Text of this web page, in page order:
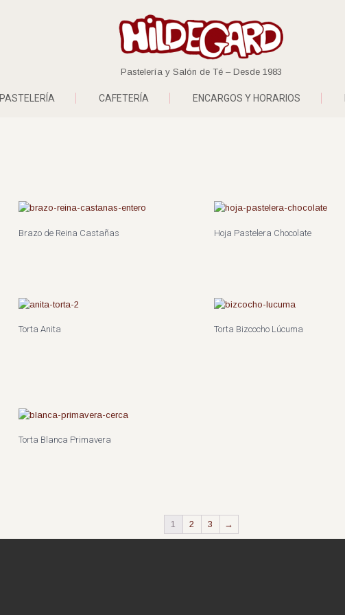
Pastelería y Salón de Té – Desde 1983
PASTELERÍA CAFETERÍA ENCARGOS Y HORARIOS
Brazo de Reina Castañas Hoja Pastelera Chocolate
Torta Anita Torta Bizcocho Lúcuma
Torta Blanca Primavera
1 2 3 →